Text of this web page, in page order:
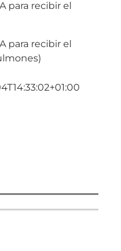
para recibir el
para recibir el